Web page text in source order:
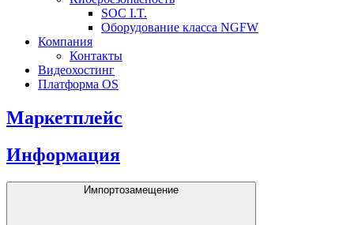
SOC I.T.
Оборудование класса NGFW
Компания
Контакты
Видеохостинг
Платформа OS
Маркетплейс
Информация
Импортозамещение